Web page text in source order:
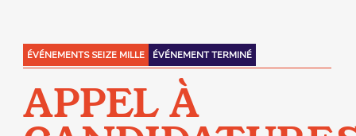
ÉVÉNEMENTS SEIZE MILLE ÉVÉNEMENT TERMINÉ
APPEL À